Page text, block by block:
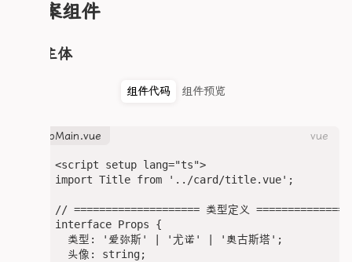
档案组件
人物主体
组件代码 组件预览
heroMain.vue vue
<script setup lang="ts">
import Title from '../card/title.vue';
// ==================== 类型定义
interface Props {
  类型: '爱弥斯' | '尤诺' | '奥古斯塔';
  头像: string;